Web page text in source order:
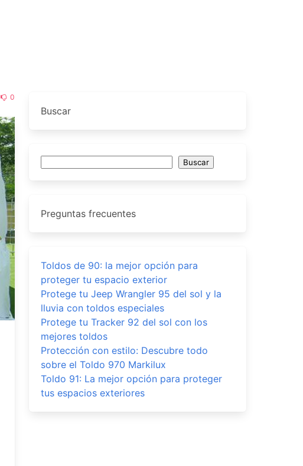
0
Buscar
Buscar
Preguntas frecuentes
Toldos de 90: la mejor opción para
proteger tu espacio exterior
Protege tu Jeep Wrangler 95 del sol y la
lluvia con toldos especiales
Protege tu Tracker 92 del sol con los
mejores toldos
Protección con estilo: Descubre todo
sobre el Toldo 970 Markilux
Toldo 91: La mejor opción para proteger
tus espacios exteriores